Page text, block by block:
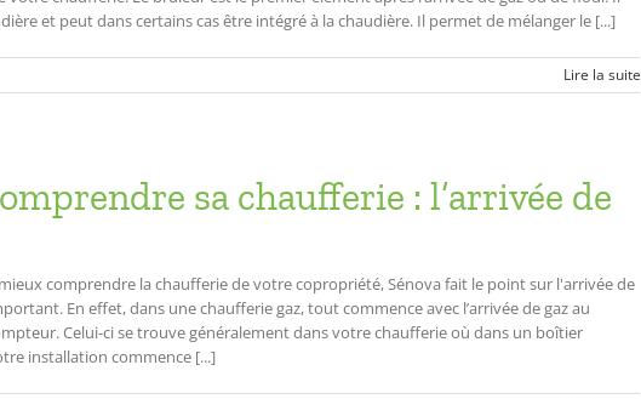
et peut dans certains cas être intégré à la chaudière. Il permet de mélanger le [...]
Lire la suite
sa chaufferie : l’arrivée de
comprendre la chaufferie de votre copropriété, Sénova fait le point sur l'arrivée de
En effet, dans une chaufferie gaz, tout commence avec l’arrivée de gaz au
Celui-ci se trouve généralement dans votre chaufferie où dans un boîtier
installation commence [...]